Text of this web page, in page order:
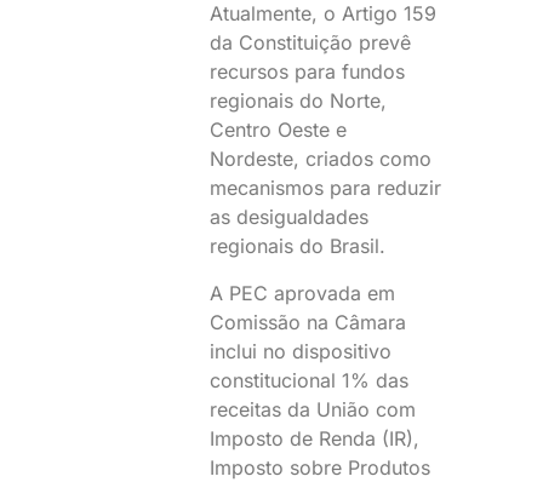
Atualmente, o Artigo 159
da Constituição prevê
recursos para fundos
regionais do Norte,
Centro Oeste e
Nordeste, criados como
mecanismos para reduzir
as desigualdades
regionais do Brasil.
A PEC aprovada em
Comissão na Câmara
inclui no dispositivo
constitucional 1% das
receitas da União com
Imposto de Renda (IR),
Imposto sobre Produtos